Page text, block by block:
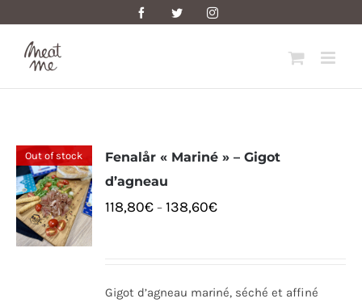
content
FacebookTwitter Instagram
Out of stock
Fenalår « Mariné » – Gigot
d’agneau
118,80€ –138,60€
Gigot d’agneau mariné, séché et affiné